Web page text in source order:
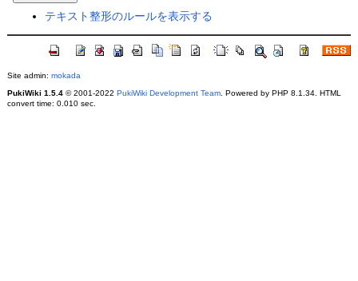
テキスト整形のルールを表示する
Site admin: mokada
PukiWiki 1.5.4© 2001-2022 PukiWiki Development Team. Powered by PHP 8.1.34. HTML
convert time: 0.010 sec.